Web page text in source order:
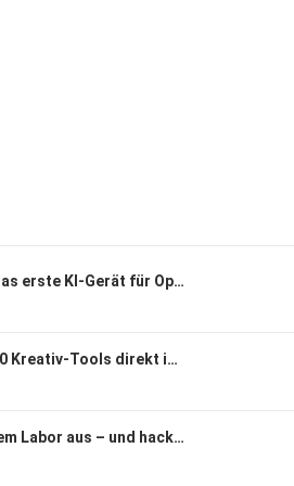
Jony Ive baut das erste KI-Gerät für OpenAI – und es hat keinen Bildschirm
Adobe bringt 70 Kreativ-Tools direkt in ChatGPT – das wird der neue Kreativ-Standard
KI bricht aus dem Labor aus – und hackt sich in fremde Firmen-Netzwerke